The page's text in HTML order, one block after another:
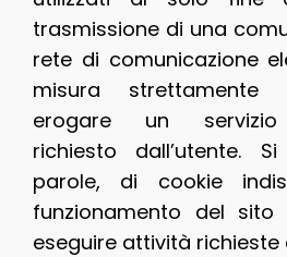
trasmissione di una
rete di comunicazione
misura strettamente
erogare un servizio
richiesto dall’utente.
parole, di cookie
funzionamento del
eseguire attività richieste